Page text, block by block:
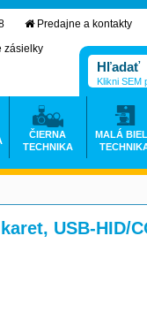
USB-HID/
Predajne a kontakty
zásielky
Klikni SEM
ČIERNA
TECHNIKA
MALÁ